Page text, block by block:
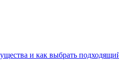
и как выбрать